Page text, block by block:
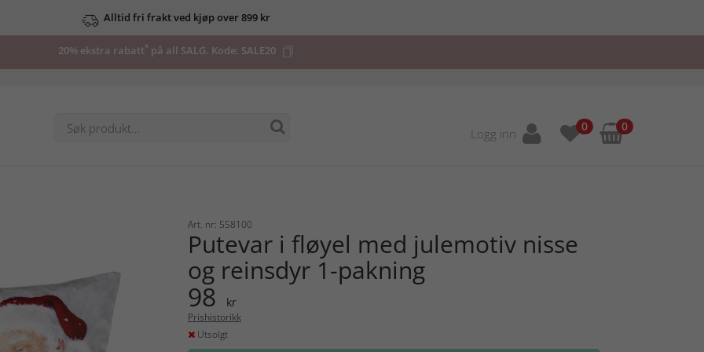
Alltid fri frakt ved kjøp over 899 kr
20% ekstra rabatt* på all SALG. Kode: SALE20
Logg inn 0 0
Art. nr: 558100
Putevar i fløyel med julemotiv nisse
og reinsdyr 1-pakning
98 kr
Prishistorikk
Utsolgt